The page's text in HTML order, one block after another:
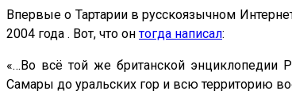
Впервые о Тартарии в русскоязычном
2004 года . Вот, что онтогда написал:
«…Во всё той же британской энциклопедии
Самары до уральских гор и всю территорию